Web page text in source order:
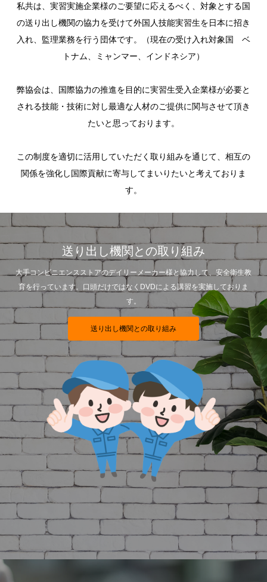
私共は、実習実施企業様のご要望に応えるべく、対象とする国
の送り出し機関の協力を受けて外国人技能実習生を日本に招き
入れ、監理業務を行う団体です。（現在の受け入れ対象国 ベ
トナム、ミャンマー、インドネシア）
​弊協会は、国際協力の推進を目的に実習生受入企業様が必要と
される技能・技術に対し最適な人材のご提供に関与させて頂き
たいと思っております。
この制度を適切に活用していただく取り組みを通じて、相互の
関係を強化し国際貢献に寄与してまいりたいと考えておりま
す。
送り出し機関との取り組み
大手コンビニエンスストアのデイリーメーカー様と協力して、安全衛生教
育を行っています。口頭だけではなくDVDによる講習を実施しておりま
す。
送り出し機関との取り組み